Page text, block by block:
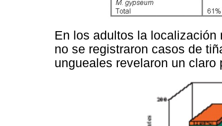
En los adultos la
no se registraron casos de
ungueales revelaron un claro